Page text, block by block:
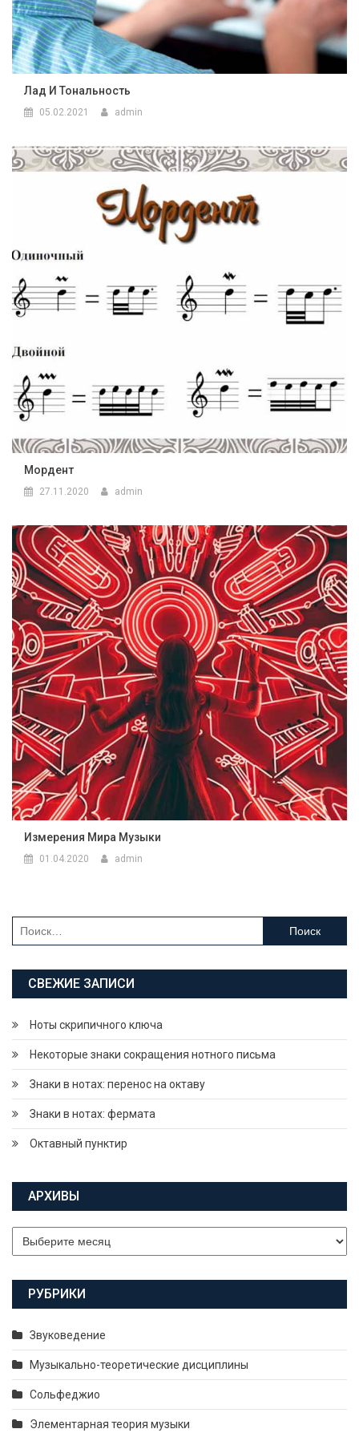
Лад И Тональность
05.02.2021 admin
Мордент
27.11.2020 admin
Измерения Мира Музыки
01.04.2020 admin
Найти:
СВЕЖИЕ ЗАПИСИ
Ноты скрипичного ключа
Некоторые знаки сокращения нотного письма
Знаки в нотах: перенос на октаву
Знаки в нотах: фермата
Октавный пунктир
АРХИВЫ
Архивы
РУБРИКИ
Звуковедение
Музыкально-теоретические дисциплины
Сольфеджио
Элементарная теория музыки